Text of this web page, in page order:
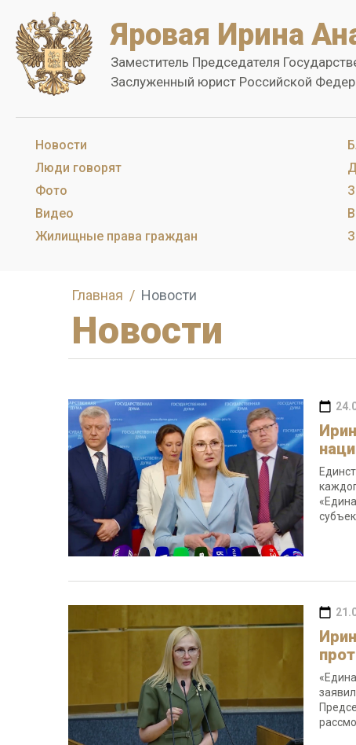
Яровая Ирина
Заместитель Председателя
Заслуженный юрист Российской
Новости
Люди говорят
Фото
Видео
Жилищные права граждан
Главная Новости
Новости